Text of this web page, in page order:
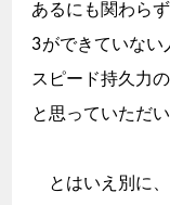
あるにも関わら
3ができていない
スピード持久力
と思っていただ
とはいえ別に